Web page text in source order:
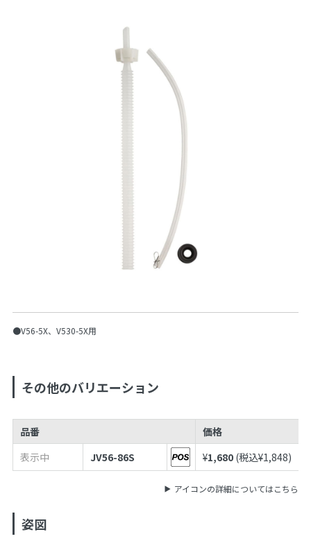
●V56-5X、V530-5X用
その他のバリエーション
品番 価格
表示中
JV56-86S ¥1,680 (税込¥1,848)
アイコンの詳細についてはこちら
姿図